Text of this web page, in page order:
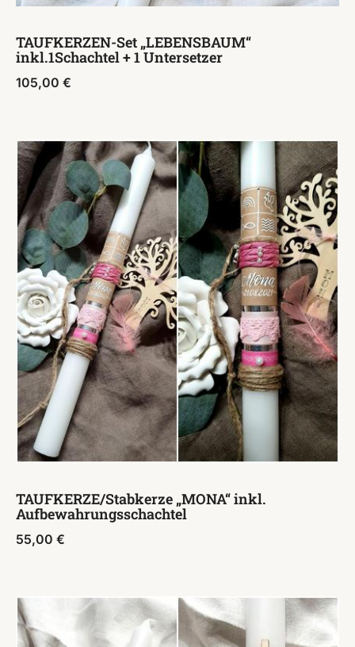
TAUFKERZEN-Set „LEBENSBAUM“
inkl.1Schachtel + 1 Untersetzer
105,00 €
TAUFKERZE/Stabkerze „MONA“ inkl.
Aufbewahrungsschachtel
55,00 €